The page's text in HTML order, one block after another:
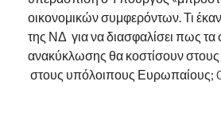
οικονομικών συμφερόντων. Τι
της ΝΔ για να διασφαλίσει πως τα
ανακύκλωσης θα κοστίσουν
στους υπόλοιπους Ευρωπαίους;